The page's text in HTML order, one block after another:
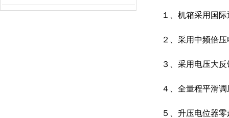
１、机箱采用国际
２、采用中频倍压
３、采用电压大反
４、全量程平滑调
５、升压电位器零